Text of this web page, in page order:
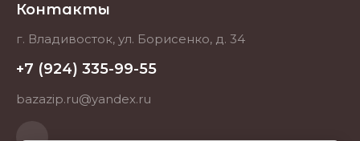
Контакты
г. Владивосток, ул. Борисенко, д. 34
+7 (924) 335-99-55
bazazip.ru@yandex.ru